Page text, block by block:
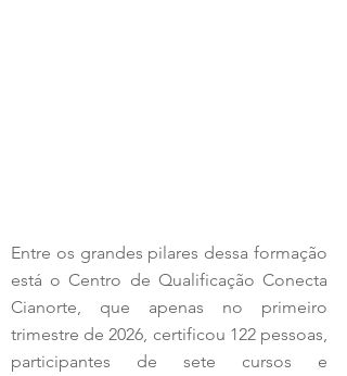
Entre os grandes pilares dessa formação
está o Centro de Qualificação Conecta
Cianorte, que apenas no primeiro
trimestre de 2026, certificou 122 pessoas,
participantes de sete cursos e